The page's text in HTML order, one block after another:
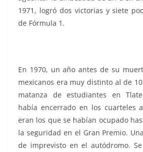
1971, logró dos victorias y siete
de Fórmula 1.
En 1970, un año antes de su
mexicanos era muy distinto al de
matanza de estudiantes en
había encerrado en los cuarteles
eran los que se habían ocupado
la seguridad en el Gran Premio.
de imprevisto en el autódromo.